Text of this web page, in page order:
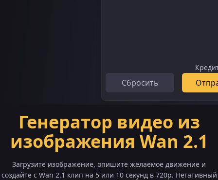
Сбросить
Генератор видео из
изображения Wan 2.1
Загрузите изображение, опишите желаемое движение и
создайте с Wan 2.1 клип на 5 или 10 секунд в 720p. Негативный